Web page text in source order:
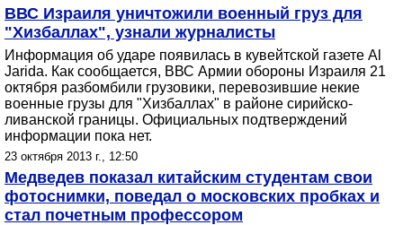
ВВС Израиля уничтожили военный груз для
"Хизбаллах", узнали журналисты
Информация об ударе появилась в кувейтской газете Al
Jarida. Как сообщается, ВВС Армии обороны Израиля 21
октября разбомбили грузовики, перевозившие некие
военные грузы для "Хизбаллах" в районе сирийско-
ливанской границы. Официальных подтверждений
информации пока нет.
23 октября 2013 г., 12:50
Медведев показал китайским студентам свои
фотоснимки, поведал о московских пробках и
стал почетным профессором